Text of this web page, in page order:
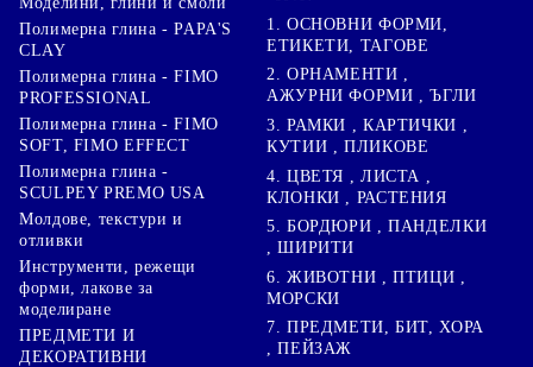
Полимерна глина - PAPA'S
CLAY
Полимерна глина - FIMO
PROFESSIONAL
Полимерна глина - FIMO
SOFT, FIMO EFFECT
Полимерна глина -
SCULPEY PREMO USA
Молдове, текстури и
отливки
Инструменти, режещи
форми, лакове за
моделиране
ПРЕДМЕТИ И
ДЕКОРАТИВНИ
1. ОСНОВНИ ФОРМИ,
ЕТИКЕТИ, ТАГОВЕ
2. ОРНАМЕНТИ ,
АЖУРНИ ФОРМИ , ЪГЛИ
3. РАМКИ , КАРТИЧКИ ,
КУТИИ , ПЛИКОВЕ
4. ЦВЕТЯ , ЛИСТА ,
КЛОНКИ , РАСТЕНИЯ
5. БОРДЮРИ , ПАНДЕЛКИ
, ШИРИТИ
6. ЖИВОТНИ , ПТИЦИ ,
МОРСКИ
7. ПРЕДМЕТИ, БИТ, ХОРА
, ПЕЙЗАЖ